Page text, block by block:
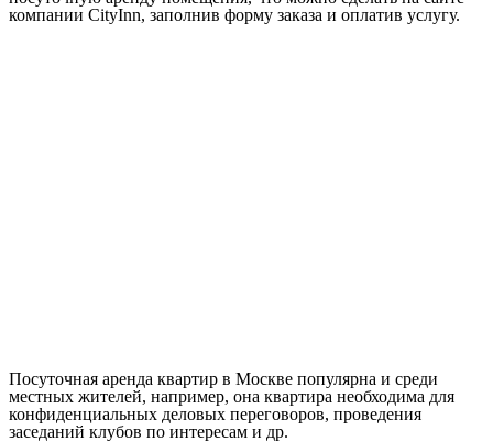
компании CityInn, заполнив форму заказа и оплатив услугу.
Посуточная аренда квартир в Москве популярна и среди
местных жителей, например, она квартира необходима для
конфиденциальных деловых переговоров, проведения
заседаний клубов по интересам и др.